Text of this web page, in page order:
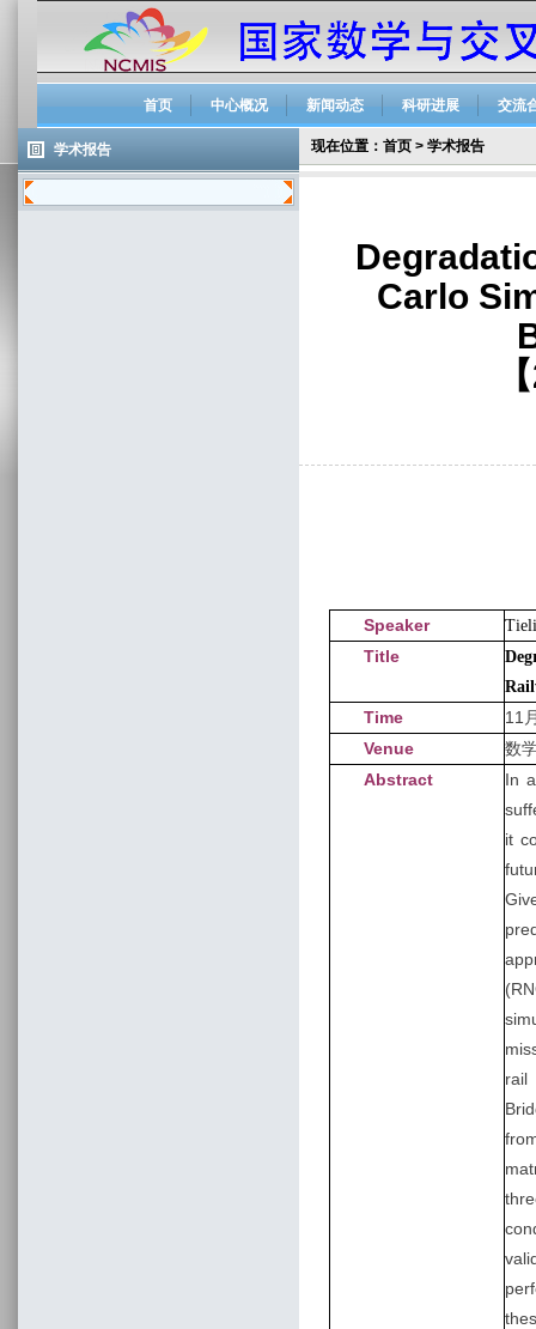
首页 中心概况 新闻动态 科研进展 交流
学术报告 现在位置： 首页 > 学术报告
Carlo
Speaker
Title
Time
11
Venue
数
Abstract
In
it
rail